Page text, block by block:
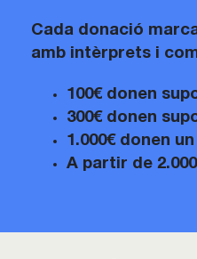
Cada donació
amb intèrprets i
100€ donen
300€ donen
1.000€ donen
A partir de 2.000